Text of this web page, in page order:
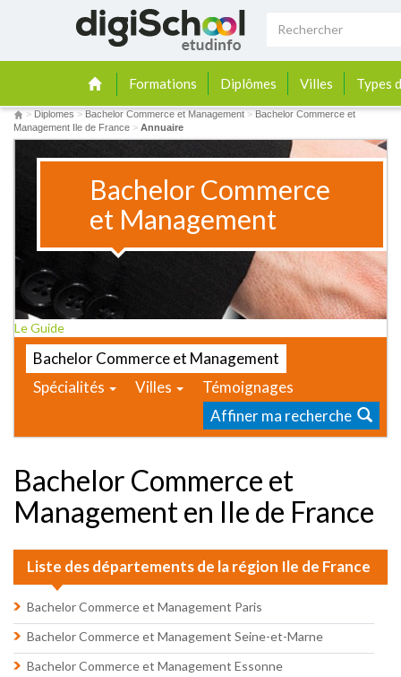
Formations Diplômes Villes Types
> Diplomes > Bachelor Commerce et Management > Bachelor Commerce et
Management Ile de France > Annuaire
Bachelor Commerce
et Management
Le Guide
Bachelor Commerce et Management
Spécialités
Villes
Témoignages
Affiner ma recherche
Bachelor Commerce et
Management en Ile de France
Liste des départements de la région Ile de France
Bachelor Commerce et Management Paris
Bachelor Commerce et Management Seine-et-Marne
Bachelor Commerce et Management Essonne